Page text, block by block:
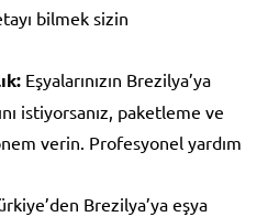
bilmek sizin
Eşyalarınızın Brezilya’ya
istiyorsanız, paketleme ve
verin. Profesyonel yardım
Brezilya’ya eşya